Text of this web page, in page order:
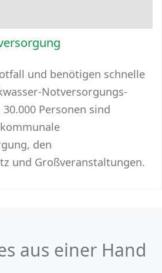
und benötigen schnelle
Notversorgungs-
Personen sind
den
und Großveranstaltungen.
aus einer Hand